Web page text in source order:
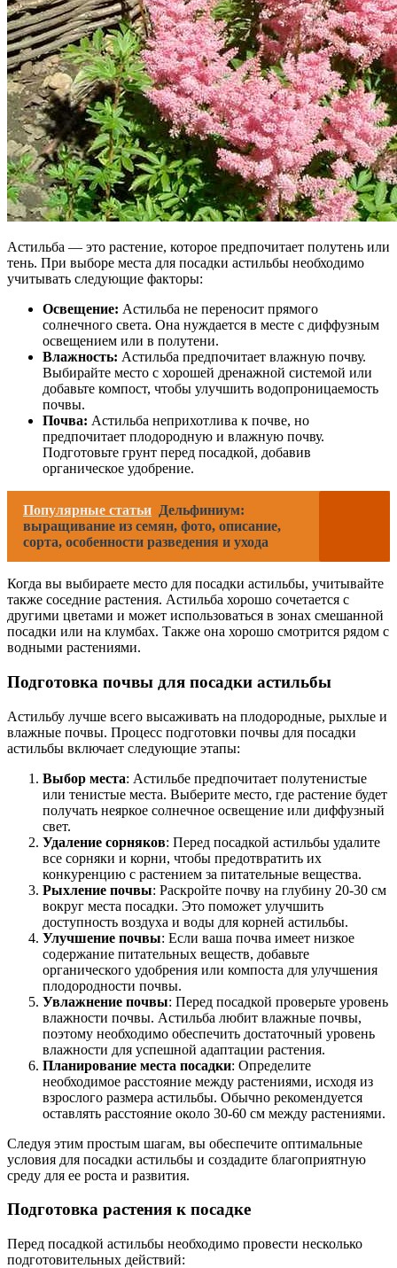
Астильба — это растение, которое предпочитает полутень или
тень. При выборе места для посадки астильбы необходимо
учитывать следующие факторы:
Освещение: Астильба не переносит прямого
солнечного света. Она нуждается в месте с диффузным
освещением или в полутени.
Влажность: Астильба предпочитает влажную почву.
Выбирайте место с хорошей дренажной системой или
добавьте компост, чтобы улучшить водопроницаемость
почвы.
Почва: Астильба неприхотлива к почве, но
предпочитает плодородную и влажную почву.
Подготовьте грунт перед посадкой, добавив
органическое удобрение.
Популярные статьи Дельфиниум:
выращивание из семян, фото, описание,
сорта, особенности разведения и ухода
Когда вы выбираете место для посадки астильбы, учитывайте
также соседние растения. Астильба хорошо сочетается с
другими цветами и может использоваться в зонах смешанной
посадки или на клумбах. Также она хорошо смотрится рядом с
водными растениями.
Подготовка почвы для посадки астильбы
Астильбу лучше всего высаживать на плодородные, рыхлые и
влажные почвы. Процесс подготовки почвы для посадки
астильбы включает следующие этапы:
Выбор места: Астильбе предпочитает полутенистые
или тенистые места. Выберите место, где растение будет
получать неяркое солнечное освещение или диффузный
свет.
Удаление сорняков: Перед посадкой астильбы удалите
все сорняки и корни, чтобы предотвратить их
конкуренцию с растением за питательные вещества.
Рыхление почвы: Раскройте почву на глубину 20-30 см
вокруг места посадки. Это поможет улучшить
доступность воздуха и воды для корней астильбы.
Улучшение почвы: Если ваша почва имеет низкое
содержание питательных веществ, добавьте
органического удобрения или компоста для улучшения
плодородности почвы.
Увлажнение почвы: Перед посадкой проверьте уровень
влажности почвы. Астильба любит влажные почвы,
поэтому необходимо обеспечить достаточный уровень
влажности для успешной адаптации растения.
Планирование места посадки: Определите
необходимое расстояние между растениями, исходя из
взрослого размера астильбы. Обычно рекомендуется
оставлять расстояние около 30-60 см между растениями.
Следуя этим простым шагам, вы обеспечите оптимальные
условия для посадки астильбы и создадите благоприятную
среду для ее роста и развития.
Подготовка растения к посадке
Перед посадкой астильбы необходимо провести несколько
подготовительных действий: